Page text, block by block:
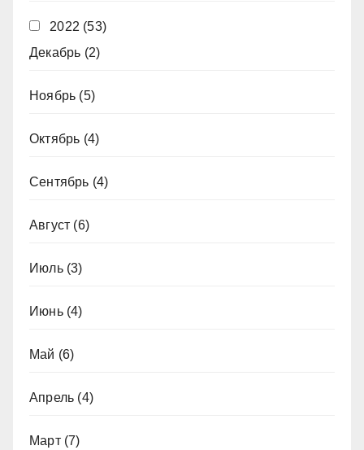
2022 (53)
Декабрь (2)
Ноябрь (5)
Октябрь (4)
Сентябрь (4)
Август (6)
Июль(3)
Июнь(4)
Май (6)
Апрель (4)
Март(7)